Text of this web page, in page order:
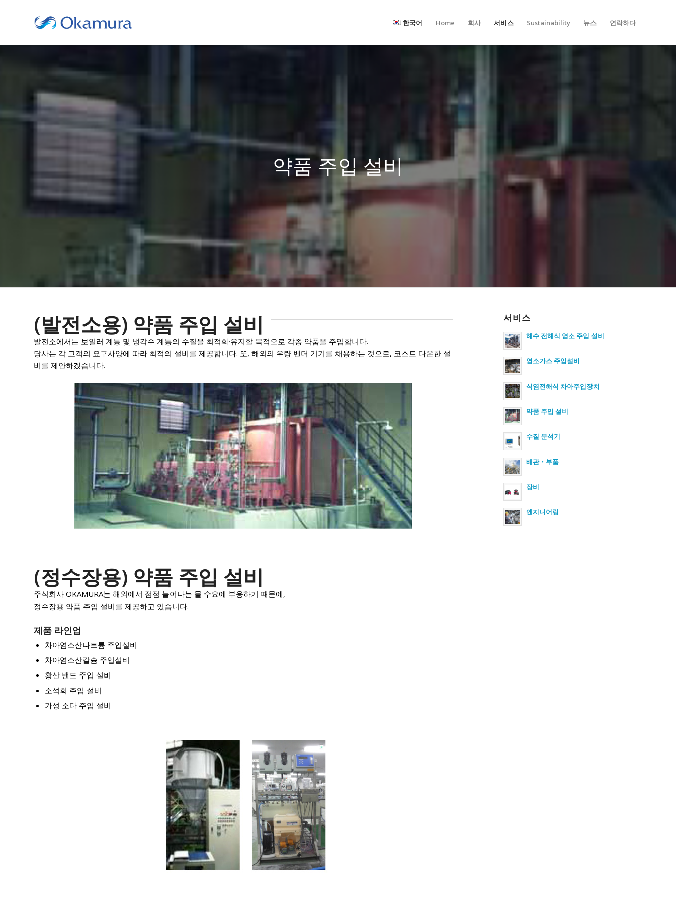
한국어 Home 회사 서비스 Sustainability 뉴스 연락하다
약품 주입 설비
(발전소용) 약품 주입 설비
발전소에서는 보일러 계통 및 냉각수 계통의 수질을 최적화·유지할 목적으로 각종 약품을 주입합니다.
당사는 각 고객의 요구사양에 따라 최적의 설비를 제공합니다. 또, 해외의 우량 벤더 기기를 채용하는 것으로, 코스트 다운한 설
비를 제안하겠습니다.
(정수장용) 약품 주입 설비
주식회사 OKAMURA는 해외에서 점점 늘어나는 물 수요에 부응하기 때문에,
정수장용 약품 주입 설비를 제공하고 있습니다.
제품 라인업
차아염소산나트륨 주입설비
차아염소산칼슘 주입설비
황산 밴드 주입 설비
소석회 주입 설비
가성 소다 주입 설비
서비스
해수 전해식 염소 주입 설비
염소가스 주입설비
식염전해식 차아주입장치
약품 주입 설비
수질 분석기
배관・부품
장비
엔지니어링